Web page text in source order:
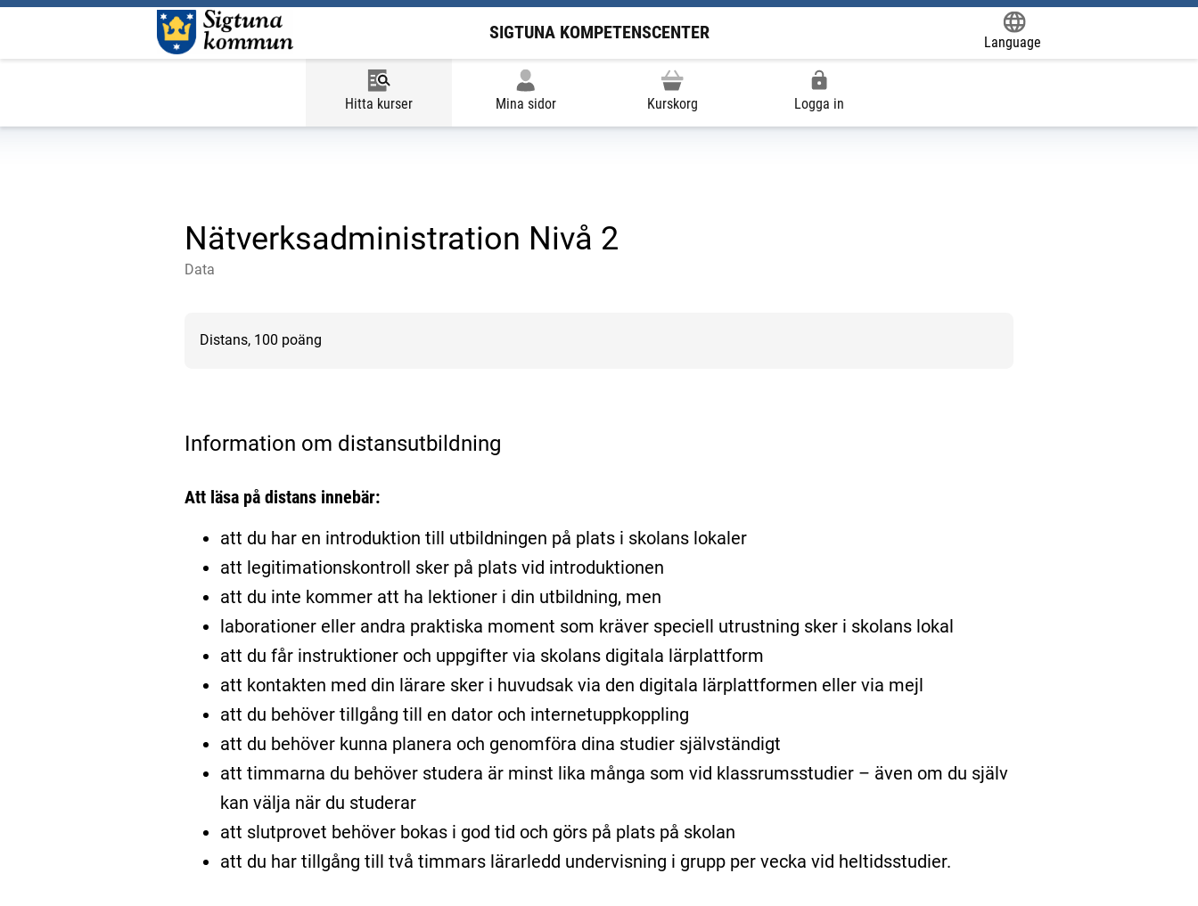
SIGTUNA KOMPETENSCENTER
Language
Hitta kurser Mina sidor Kurskorg Logga in
Nätverksadministration Nivå 2
Data
Distans, 100 poäng
Information om distansutbildning
Att läsa på distans innebär:
att du har en introduktion till utbildningen på plats i skolans lokaler
att legitimationskontroll sker på plats vid introduktionen
att du inte kommer att ha lektioner i din utbildning, men
laborationer eller andra praktiska moment som kräver speciell utrustning sker i skolans lokal
att du får instruktioner och uppgifter via skolans digitala lärplattform
att kontakten med din lärare sker i huvudsak via den digitala lärplattformen eller via mejl
att du behöver tillgång till en dator och internetuppkoppling
att du behöver kunna planera och genomföra dina studier självständigt
att timmarna du behöver studera är minst lika många som vid klassrumsstudier – även om du själv
kan välja när du studerar
att slutprovet behöver bokas i god tid och görs på plats på skolan
att du har tillgång till två timmars lärarledd undervisning i grupp per vecka vid heltidsstudier.